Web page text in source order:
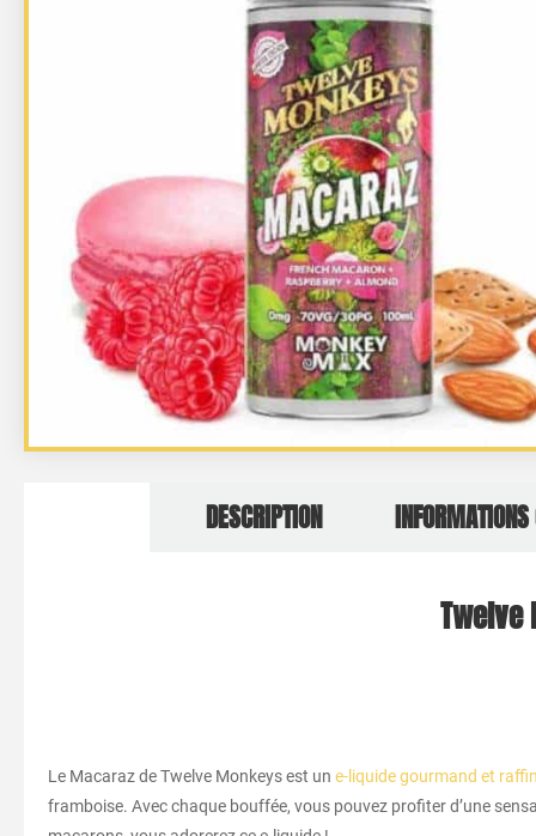
DESCRIPTION
Twelve
Le Macaraz de Twelve Monkeys est un e-liquide gourmand et
framboise. Avec chaque bouffée, vous pouvez profiter d’une